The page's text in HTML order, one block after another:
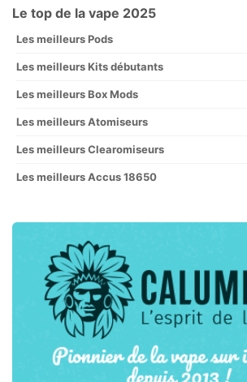
Le top de la vape 2025
Les meilleurs Pods
Les meilleurs Kits débutants
Les meilleurs Box Mods
Les meilleurs Atomiseurs
Les meilleurs Clearomiseurs
Les meilleurs Accus 18650